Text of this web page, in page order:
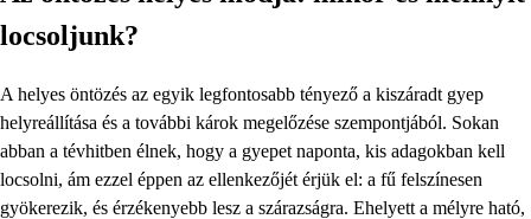
locsoljunk?
A helyes öntözés az egyik legfontosabb tényező a kiszáradt gyep
helyreállítása és a további károk megelőzése szempontjából. Sokan
abban a tévhitben élnek, hogy a gyepet naponta, kis adagokban kell
locsolni, ám ezzel éppen az ellenkezőjét érjük el: a fű felszínesen
gyökerezik, és érzékenyebb lesz a szárazságra. Ehelyett a mélyre ható,